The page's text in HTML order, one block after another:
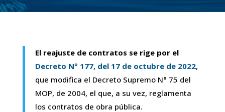
El reajuste de contratos se rige por el
Decreto N° 177, del 17 de octubre de 2022,
que modifica el Decreto Supremo N° 75 del
MOP, de 2004, el que, a su vez, reglamenta
los contratos de obra pública.